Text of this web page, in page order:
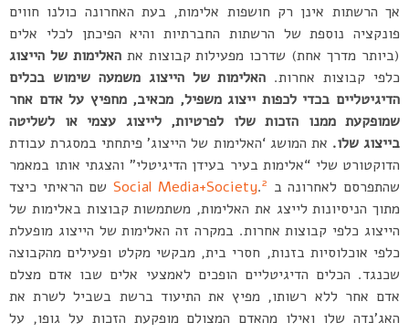
אך הרשתות אינן רק חושפות אלימות, בעת האחרונה כולנו חווים
פונקציה נוספת של הרשתות החברתיות והיא הפיכתן לכלי אלים
(ביותר מדרך אחת) שדרכו מפעילות קבוצות אתהאלימות של הייצוג
כלפי קבוצות אחרות. האלימות של הייצוג משמעה שימוש בכלים
הדיגיטליים בכדי לכפות ייצוג משפיל, מכאיב, מחפיץ על אדם אחר
שמופקעת ממנו הזכות שלו לפרטיות, לייצוג עצמי או לשליטה
בייצוג שלו. את המושג ‘האלימות של הייצוג’ פיתחתי במסגרת עבודת
הדוקטורט שלי “אלימות בעיר בעידן הדיגיטלי” והצגתי אותו במאמר
שהתפרסם לאחרונה ב
Social Media+Society.2
שם הראיתי כיצד
מתוך הניסיונות לייצג את האלימות, משתמשות קבוצות באלימות של
הייצוג כלפי קבוצות אחרות. במקרה זה האלימות של הייצוג מופעלת
כלפי אוכלוסיות בזנות, חסרי בית, מבקשי מקלט ופעילים מהקבוצה
שכנגד. הכלים הדיגיטליים הופכים לאמצעי אלים שבו אדם מצלם
אדם אחר ללא רשותו, מפיץ את התיעוד ברשת בשביל לשרת את
האג’נדה שלו ואילו מהאדם המצולם מופקעת הזכות על גופו, על